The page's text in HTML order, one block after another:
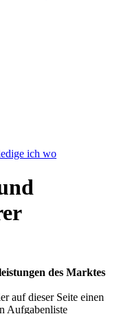
ich wo
des Marktes
auf dieser Seite einen
Aufgabenliste